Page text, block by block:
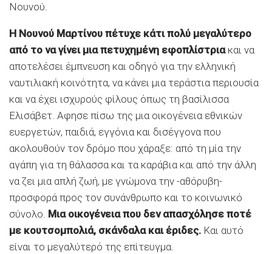
Νουνού.
Η Νουνού Μαρτίνου πέτυχε κάτι πολύ μεγαλύτερο
από το να γίνει μια πετυχημένη εφοπλίστριακαι να
αποτελέσει έμπνευση και οδηγό για την ελληνική
ναυτιλιακή κοινότητα, να κάνει μια τεράστια περιουσία
και να έχει ισχυρούς φίλους όπως τη βασίλισσα
Ελισάβετ. Αφησε πίσω της μια οικογένεια εθνικών
ευεργετών, παιδιά, εγγόνια και δισέγγονα που
ακολουθούν τον δρόμο που χάραξε: από τη μία την
αγάπη για τη θάλασσα και τα καράβια και από την άλλη
να ζει μια απλή ζωή, με γνώμονα την -αθόρυβη-
προσφορά προς τον συνάνθρωπο και το κοινωνικό
σύνολο. Μια οικογένεια που δεν απασχόλησε ποτέ
με κουτσομπολιά, σκάνδαλα και έριδες. Και αυτό
είναι το μεγαλύτερό της επίτευγμα.